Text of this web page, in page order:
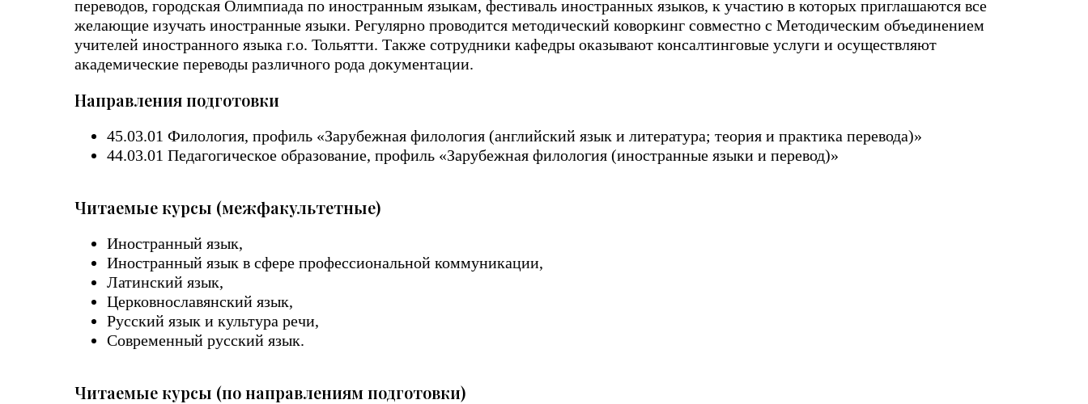
переводов, городская Олимпиада по иностранным языкам, фестиваль иностранных языков, к участию в которых приглашаются все
желающие изучать иностранные языки. Регулярно проводится методический коворкинг совместно с Методическим объединением
учителей иностранного языка г.о. Тольятти. Также сотрудники кафедры оказывают консалтинговые услуги и осуществляют
академические переводы различного рода документации.
Направления подготовки
45.03.01 Филология, профиль «Зарубежная филология (английский язык и литература; теория и практика перевода)»
44.03.01 Педагогическое образование, профиль «Зарубежная филология (иностранные языки и перевод)»
Читаемые курсы (межфакультетные)
Иностранный язык,
Иностранный язык в сфере профессиональной коммуникации,
Латинский язык,
Церковнославянский язык,
Русский язык и культура речи,
Современный русский язык.
Читаемые курсы (по направлениям подготовки)